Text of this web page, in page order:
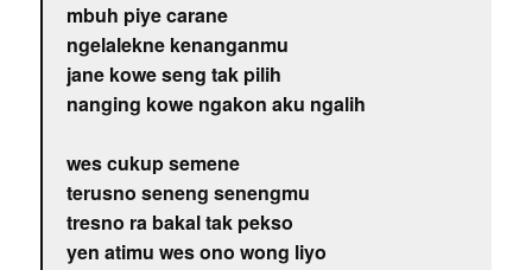
mbuh piye carane
ngelalekne kenanganmu
jane kowe seng tak pilih
nanging kowe ngakon aku ngalih
wes cukup semene
terusno seneng senengmu
tresno ra bakal tak pekso
yen atimu wes ono wong liyo